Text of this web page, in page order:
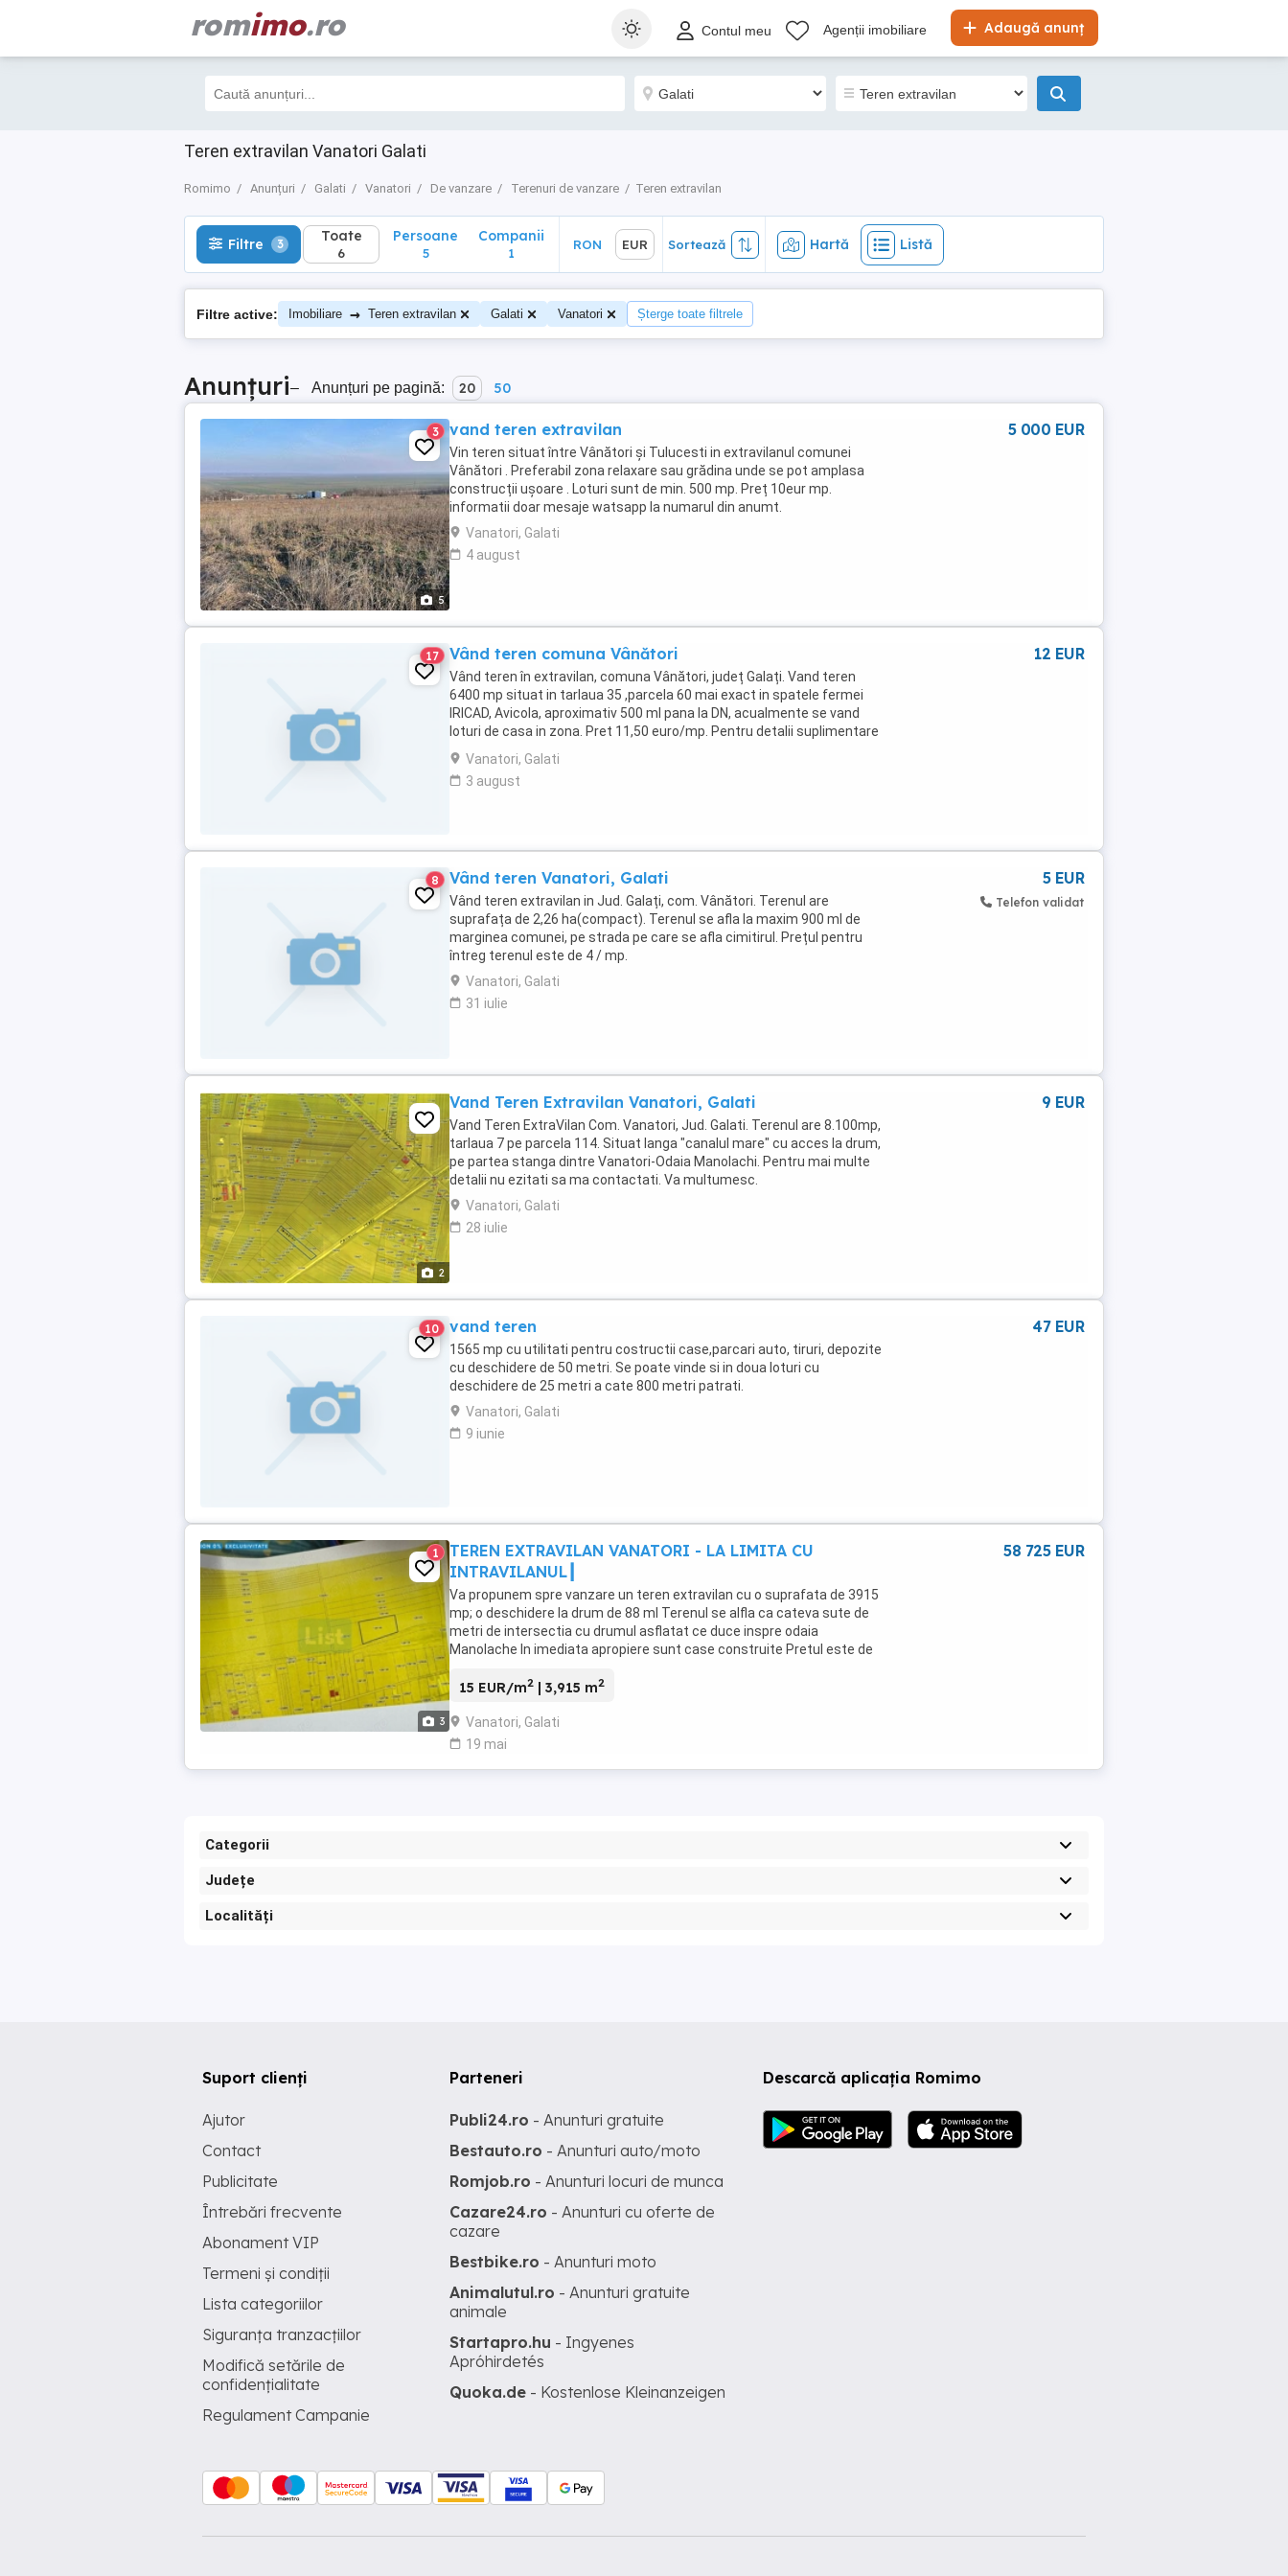
romimo.ro Adaugă anunț
Contul meu Agenții imobiliare
Teren extravilan Vanatori Galati
Romimo Anunțuri Galati Vanatori De vanzare Terenuri de vanzare Teren extravilan
Filtre 3 Toate
6
EUR Sortează Hartă Listă
Filtre 3 Toate
6
Persoane
5
Companii
1
RON EUR Sortează Hartă Listă
Filtre active: Imobiliare → Teren extravilan Galati Vanatori Șterge toate filtrele
Anunțuri– Anunțuri pe pagină: 20 50
5
3 vand teren extravilan
Vin teren situat între Vânători și Tulucesti in extravilanul comunei
Vânători . Preferabil zona relaxare sau grădina unde se pot amplasa
construcții ușoare . Loturi sunt de min. 500 mp. Preț 10eur mp.
informatii doar mesaje watsapp la numarul din anumt.
Vanatori, Galati
4 august
5 000 EUR
17 Vând teren comuna Vânători
Vând teren în extravilan, comuna Vânători, județ Galați. Vand teren
6400 mp situat in tarlaua 35 ,parcela 60 mai exact in spatele fermei
IRICAD, Avicola, aproximativ 500 ml pana la DN, acualmente se vand
loturi de casa in zona. Pret 11,50 euro/mp. Pentru detalii suplimentare
va rog sa ma contactați ...
Vanatori, Galati
3 august
12 EUR
8 Vând teren Vanatori, Galati
Vând teren extravilan in Jud. Galați, com. Vânători. Terenul are
suprafața de 2,26 ha(compact). Terenul se afla la maxim 900 ml de
marginea comunei, pe strada pe care se afla cimitirul. Prețul pentru
întreg terenul este de 4 / mp.
Vanatori, Galati
31 iulie
5 EUR
Telefon validat
2
Vand Teren Extravilan Vanatori, Galati
Vand Teren ExtraVilan Com. Vanatori, Jud. Galati. Terenul are 8.100mp,
tarlaua 7 pe parcela 114. Situat langa "canalul mare" cu acces la drum,
pe partea stanga dintre Vanatori-Odaia Manolachi. Pentru mai multe
detalii nu ezitati sa ma contactati. Va multumesc.
Vanatori, Galati
28 iulie
9 EUR
10 vand teren
1565 mp cu utilitati pentru costructii case,parcari auto, tiruri, depozite
cu deschidere de 50 metri. Se poate vinde si in doua loturi cu
deschidere de 25 metri a cate 800 metri patrati.
Vanatori, Galati
9 iunie
47 EUR
3
1
TEREN EXTRAVILAN VANATORI - LA LIMITA CU
INTRAVILANUL┃
Va propunem spre vanzare un teren extravilan cu o suprafata de 3915
mp; o deschidere la drum de 88 ml Terenul se alfla ca cateva sute de
metri de intersectia cu drumul asflatat ce duce inspre odaia
Manolache In imediata apropiere sunt case construite Pretul este de
15 EUR/m2 | 3,915 m2
Vanatori, Galati
19 mai
58 725 EUR
Categorii
Județe
Localități
Descarcă aplicația Romimo
Suport clienți
Ajutor
Contact
Publicitate
Întrebări frecvente
Abonament VIP
Termeni și condiții
Lista categoriilor
Siguranța tranzacțiilor
Modifică setările de
confidențialitate
Regulament Campanie
Parteneri
Publi24.ro - Anunturi gratuite
Bestauto.ro - Anunturi auto/moto
Romjob.ro - Anunturi locuri de munca
Cazare24.ro - Anunturi cu oferte de
cazare
Bestbike.ro - Anunturi moto
Animalutul.ro - Anunturi gratuite
animale
Startapro.hu - Ingyenes
Apróhirdetés
Quoka.de - Kostenlose Kleinanzeigen